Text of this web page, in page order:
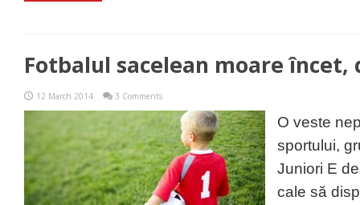
Fotbalul sacelean moare încet,
12 March 2014 3 Comments
O veste
sportului,
Juniori E
cale să